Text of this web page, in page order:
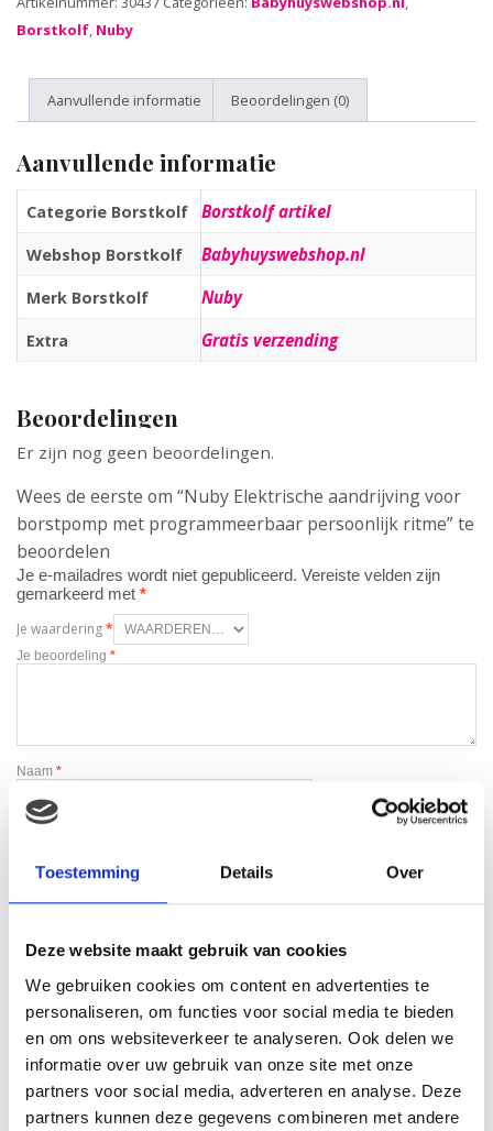
Toestemming Details Over
Deze website maakt gebruik van cookies
We gebruiken cookies om content en advertenties te
personaliseren, om functies voor social media te bieden
en om ons websiteverkeer te analyseren. Ook delen we
informatie over uw gebruik van onze site met onze
partners voor social media, adverteren en analyse. Deze
partners kunnen deze gegevens combineren met andere
Borstkolf, Nuby
Aanvullende informatie Beoordelingen (0)
Aanvullende informatie
Categorie Borstkolf Borstkolf artikel
Webshop Borstkolf Babyhuyswebshop.nl
Merk Borstkolf Nuby
Extra Gratis verzending
Beoordelingen
Er zijn nog geen beoordelingen.
Wees de eerste om “Nuby Elektrische aandrijving voor
borstpomp met programmeerbaar persoonlijk ritme” te
beoordelen
Je e-mailadres wordt niet gepubliceerd. Vereiste velden zijn
gemarkeerd met *
Je waardering*
Je beoordeling *
Naam *
Gerelateerde producten
Aanbieding!